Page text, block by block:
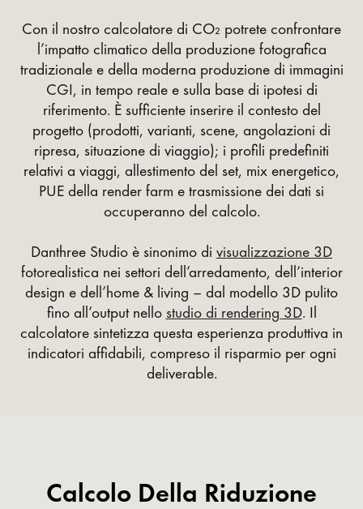
Con il nostro calcolatore di CO₂ potrete confrontare
l’impatto climatico della produzione fotografica
tradizionale e della moderna produzione di immagini
CGI, in tempo reale e sulla base di ipotesi di
riferimento. È sufficiente inserire il contesto del
progetto (prodotti, varianti, scene, angolazioni di
ripresa, situazione di viaggio); i profili predefiniti
relativi a viaggi, allestimento del set, mix energetico,
PUE della render farm e trasmissione dei dati si
occuperanno del calcolo.
Danthree Studio è sinonimo di visualizzazione 3D
fotorealistica nei settori dell’arredamento, dell’interior
design e dell’home & living – dal modello 3D pulito
fino all’output nello studio di rendering 3D. Il
calcolatore sintetizza questa esperienza produttiva in
indicatori affidabili, compreso il risparmio per ogni
deliverable.
Calcolo Della Riduzione